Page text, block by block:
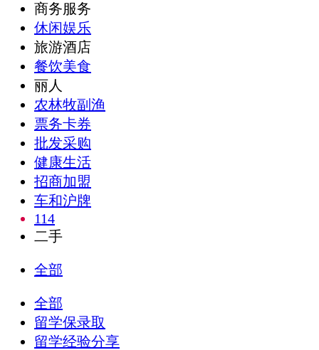
商务服务
休闲娱乐
旅游酒店
餐饮美食
丽人
农林牧副渔
票务卡券
批发采购
健康生活
招商加盟
车和沪牌
114
二手
全部
全部
留学保录取
留学经验分享